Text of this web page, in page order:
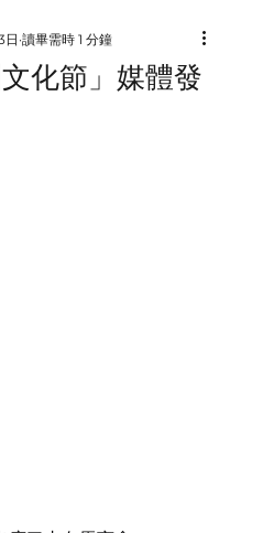
文化節」媒體發
日 讀畢需時 1 分鐘
5 顆星）。